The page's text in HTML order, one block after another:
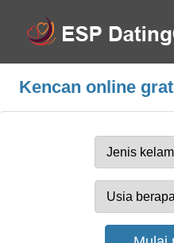
Kencan online